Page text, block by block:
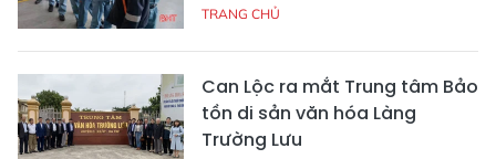
TRANG CHỦ
Can Lộc ra mắt Trung tâm Bảo
tồn di sản văn hóa Làng
Trường Lưu